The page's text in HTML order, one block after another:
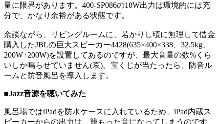
量に限界があります。400-SP086の10W出力は環境的には充
分で、かなり余裕がある状態です。
余談ながら、リビングルームに、若かりし頃に無理して借金
購入したJBLの巨大スピーカー4428(635×400×338、32.5kg、
200W+200W)を設置してあるのですが、最大音量の数%くら
いしか鳴らせていません(哀)。宝くじが当たったら、防音ル
ームと防音風呂を導入します。
■Jazz音源を聴いてみた
風呂場ではiPadを防水ケースに入れているため、iPad内蔵ス
ピーカーからの出力は、籠もった音になってしまうのです